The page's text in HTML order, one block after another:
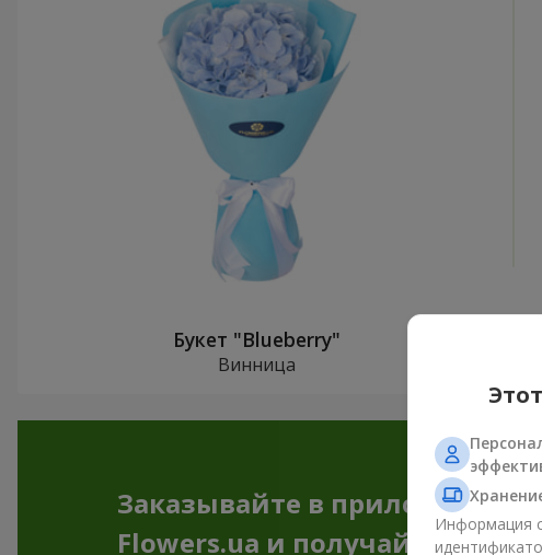
Букет "Blueberry"
Винница
Заказывайте в приложении
Flowers.ua и получайте
Информация